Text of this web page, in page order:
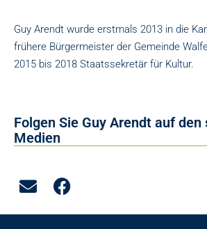
Guy Arendt wurde erstmals 2013 in die
frühere Bürgermeister der Gemeinde
2015 bis 2018 Staatssekretär für Kultur.
Folgen Sie Guy Arendt auf den
Medien